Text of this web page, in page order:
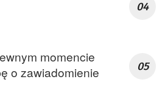
momencie
o zawiadomienie